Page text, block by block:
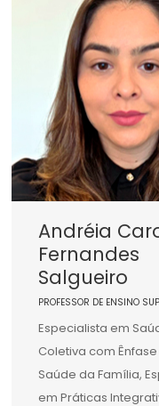
Andréia
Fernandes
Salgueiro
PROFESSOR DE ENSINO
Especialista em
Coletiva com
Saúde da Família,
em Práticas